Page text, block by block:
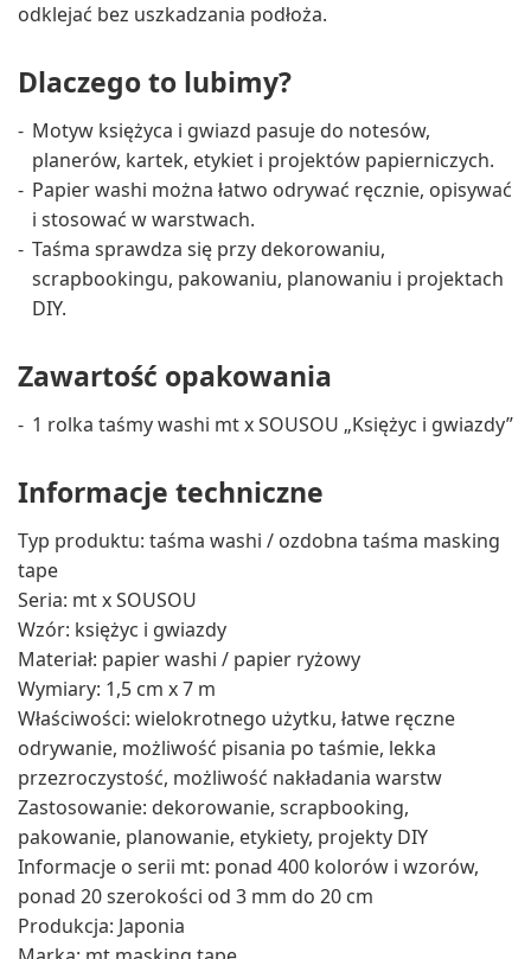
odklejać bez uszkadzania podłoża.
Dlaczego to lubimy?
Motyw księżyca i gwiazd pasuje do notesów,
planerów, kartek, etykiet i projektów papierniczych.
Papier washi można łatwo odrywać ręcznie, opisywać
i stosować w warstwach.
Taśma sprawdza się przy dekorowaniu,
scrapbookingu, pakowaniu, planowaniu i projektach
DIY.
Zawartość opakowania
1 rolka taśmy washi mt x SOUSOU „Księżyc i gwiazdy”
Informacje techniczne
Typ produktu: taśma washi / ozdobna taśma masking
tape
Seria: mt x SOUSOU
Wzór: księżyc i gwiazdy
Materiał: papier washi / papier ryżowy
Wymiary: 1,5 cm x 7 m
Właściwości: wielokrotnego użytku, łatwe ręczne
odrywanie, możliwość pisania po taśmie, lekka
przezroczystość, możliwość nakładania warstw
Zastosowanie: dekorowanie, scrapbooking,
pakowanie, planowanie, etykiety, projekty DIY
Informacje o serii mt: ponad 400 kolorów i wzorów,
ponad 20 szerokości od 3 mm do 20 cm
Produkcja: Japonia